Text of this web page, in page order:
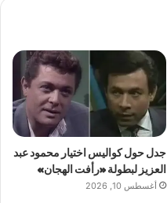
جدل حول كواليس اختيار محمود عبد
العزيز لبطولة «رأفت الهجان»
أغسطس 10, 2026